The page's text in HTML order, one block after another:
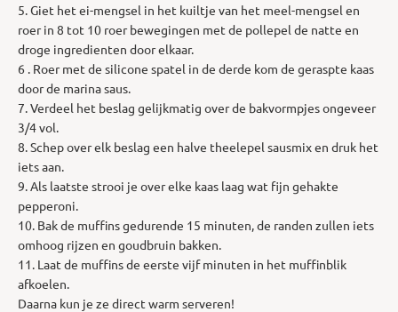
5. Giet het ei-mengsel in het kuiltje van het meel-mengsel en
roer in 8 tot 10 roer bewegingen met de pollepel de natte en
droge ingredienten door elkaar.
6 . Roer met de silicone spatel in de derde kom de geraspte kaas
door de marina saus.
7. Verdeel het beslag gelijkmatig over de bakvormpjes ongeveer
3/4 vol.
8. Schep over elk beslag een halve theelepel sausmix en druk het
iets aan.
9. Als laatste strooi je over elke kaas laag wat fijn gehakte
pepperoni.
10. Bak de muffins gedurende 15 minuten, de randen zullen iets
omhoog rijzen en goudbruin bakken.
11. Laat de muffins de eerste vijf minuten in het muffinblik
afkoelen.
Daarna kun je ze direct warm serveren!